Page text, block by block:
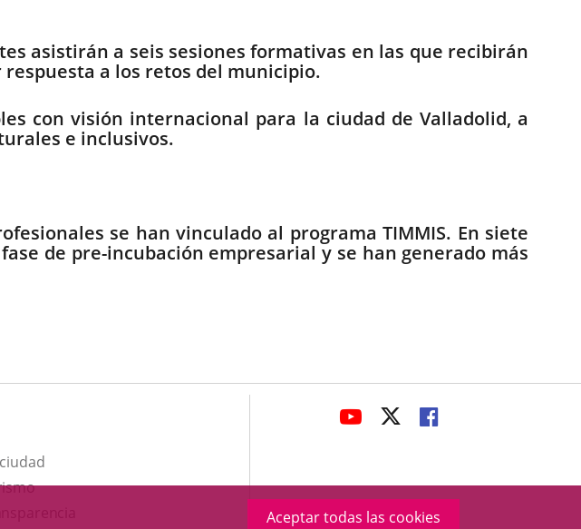
Aceptar todas las cookies
asistirán a seis sesiones formativas en las que recibirán
a los retos del municipio.
con visión internacional para la ciudad de Valladolid, a
e inclusivos.
se han vinculado al programa TIMMIS. En siete
de pre-incubación empresarial y se han generado más
Este
ENLACE
APLICACIÓN
EXTERNA.
ENLACE
APLICACIÓN
EXTERNA.
ENLACE
APLICACIÓN
EXTERNA.